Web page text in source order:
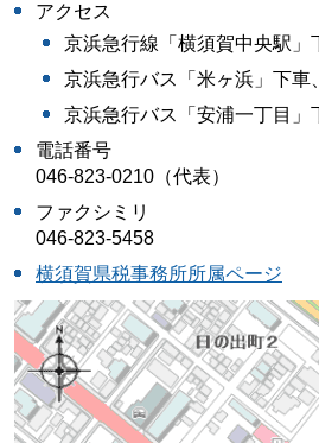
アクセス
京浜急行線「横須賀中央駅」
京浜急行バス「米ヶ浜」下車
京浜急行バス「安浦一丁目」
電話番号
046-823-0210（代表）
ファクシミリ
046-823-5458
横須賀県税事務所所属ページ